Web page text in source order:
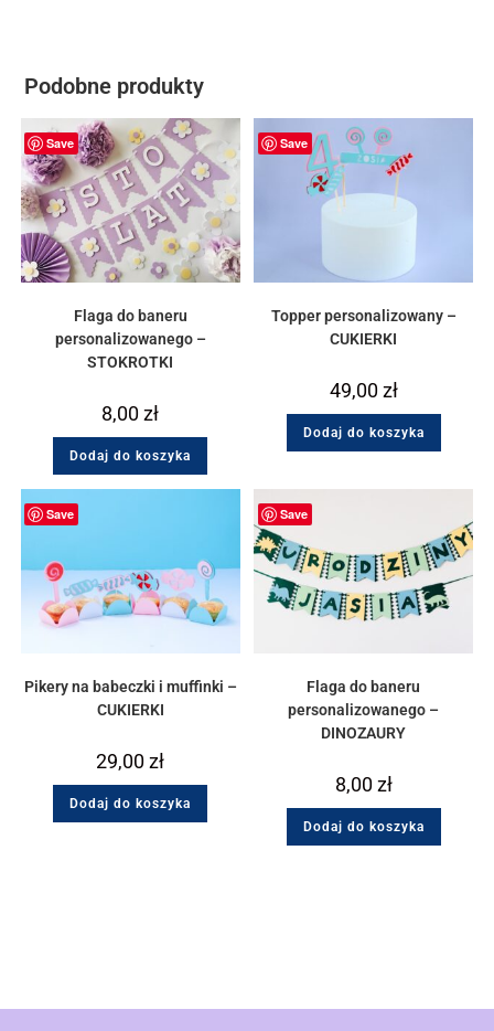
Podobne produkty
Save
Flaga do baneru
personalizowanego –
STOKROTKI
8,00zł
Dodaj do koszyka
Save
Topper personalizowany –
CUKIERKI
49,00zł
Dodaj do koszyka
Save
Pikery na babeczki i muffinki –
CUKIERKI
29,00zł
Dodaj do koszyka
Save
Flaga do baneru
personalizowanego –
DINOZAURY
8,00zł
Dodaj do koszyka